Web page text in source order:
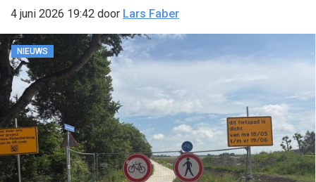
4 juni 2026 19:42 door Lars Faber
NIEUWS